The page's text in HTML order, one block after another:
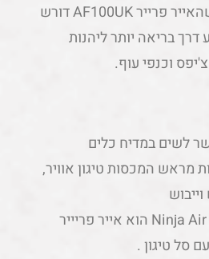
עמוק – נינג'ה טוענת שהאייר פרייר AF100UK דורש
דרך בריאה יותר ליהנות
וכנפי עוף.
לשים במדיח כלים
מראש המכסות טיגון אוויר,
ה-Ninja Air Fryer AF100UK הוא אייר פריייר
סל טיגון .